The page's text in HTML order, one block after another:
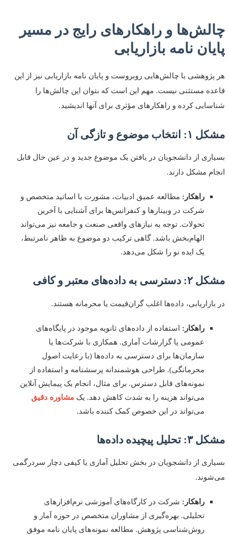
و راهکارهای رایج در مسیر
نامه بازاریابی
با چالش‌هایی روبروست و پایان نامه بازاریابی نیز از این
مستثنی نیست. مهم این است که بتوان این چالش‌ها را
کرده و راهکارهای مؤثری برای آنها اندیشید.
موضوع و تازگی آن
از دانشجویان در یافتن یک موضوع جدید و در عین حال قابل
مشکل دارند.
راهکار:مطالعه عمیق ادبیات، مشورت با اساتید متخصص و
شرکت در وبینارها و کنفرانس‌ها برای آشنایی با آخرین
تحولات. توجه به نیازهای واقعی صنعت و جامعه نیز می‌تواند
الهام‌بخش باشد. گاهی ترکیب دو موضوع به ظاهر نامرتبط،
یک ایده نو را شکل می‌دهد.
داده‌های معتبر و کافی
داده‌ها اغلب گران‌قیمت یا محرمانه هستند.
راهکار:استفاده از داده‌های ثانویه موجود در پایگاه‌های
عمومی یا گزارشات آماری. همکاری با شرکت‌ها یا
سازمان‌ها برای دسترسی به داده‌ها (با رعایت اصول
محرمانگی). طراحی هوشمندانه پرسشنامه و استفاده از
نمونه‌های قابل دسترس. برای مثال، انجام یک پیمایش آنلاین
می‌تواند هزینه را به شدت کاهش دهد. یکمشاوره دقیق
می‌تواند در این خصوص کمک کننده باشد.
پیچیده داده‌ها
از دانشجویان در بخش تحلیل آماری یا کیفی دچار سردرگمی
راهکار:شرکت در کارگاه‌های آموزشی نرم‌افزارهای
تحلیلی. بهره‌گیری از مشاوران متخصص در حوزه آمار و
روش‌شناسی پژوهش. مطالعه نمونه‌های پایان نامه موفق